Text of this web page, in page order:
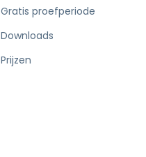
Gratis proefperiode
Downloads
Prijzen